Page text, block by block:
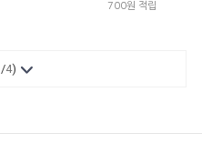
700원 적립
/4)